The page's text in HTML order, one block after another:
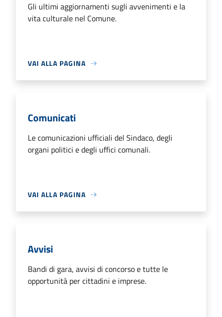
Gli ultimi aggiornamenti sugli avvenimenti e la
vita culturale nel Comune.
VAI ALLA PAGINA
Comunicati
Le comunicazioni ufficiali del Sindaco, degli
organi politici e degli uffici comunali.
VAI ALLA PAGINA
Avvisi
Bandi di gara, avvisi di concorso e tutte le
opportunità per cittadini e imprese.